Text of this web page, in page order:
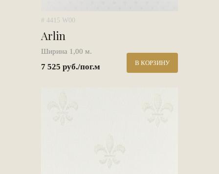
# 4415 W00
Arlin
Ширина 1,00 м.
7 525 руб./пог.м В КОРЗИНУ